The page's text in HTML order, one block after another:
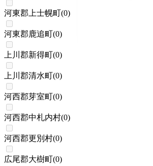
河東郡上士幌町(0)
河東郡鹿追町(0)
上川郡新得町(0)
上川郡清水町(0)
河西郡芽室町(0)
河西郡中札内村(0)
河西郡更別村(0)
広尾郡大樹町(0)